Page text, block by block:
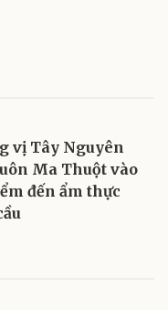
vị Tây Nguyên
Ma Thuột vào
đến ẩm thực